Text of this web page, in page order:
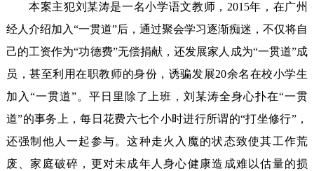
本案主犯刘某涛是一名小学语文教师，2015年，在广州
经人介绍加入“一贯道”后，通过聚会学习逐渐痴迷，不仅将自
己的工资作为“功德费”无偿捐献，还发展家人成为“一贯道”成
员，甚至利用在职教师的身份，诱骗发展20余名在校小学生
加入“一贯道”。平日里除了上班，刘某涛全身心扑在“一贯
道”的事务上，每日花费六七个小时进行所谓的“打坐修行”，
还强制他人一起参与。这种走火入魔的状态致使其工作荒
废、家庭破碎，更对未成年人身心健康造成难以估量的损